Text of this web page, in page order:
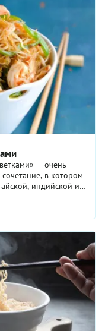
— очень
в котором
индийской и
Фунчозу с пряным
азиатских странах,
яйцами,
повторить это
на наш рецепт.
чтобы лежали
быстро и так же